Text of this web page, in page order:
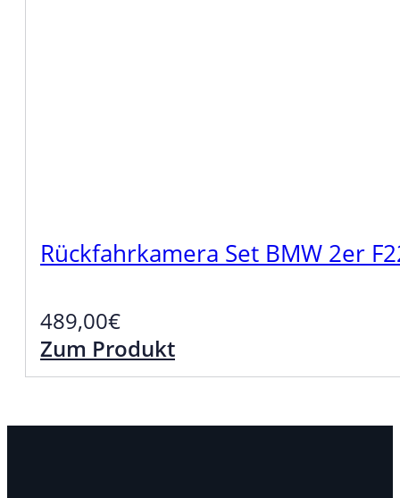
Rückfahrkamera Set BMW 2er
489,00€
Zum Produkt